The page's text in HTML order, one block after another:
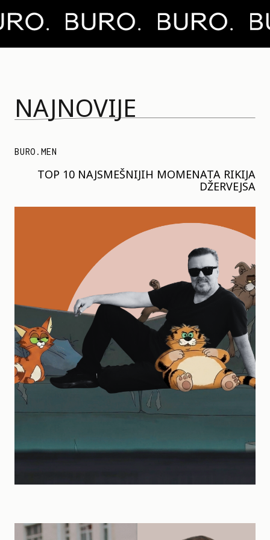
NAJNOVIJE
BURO.MEN
TOP 10 NAJSMEŠNIJIH MOMENATA RIKIJA
DŽERVEJSA